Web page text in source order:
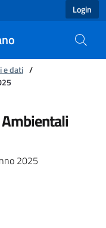
Login
e dati /
anno
2025